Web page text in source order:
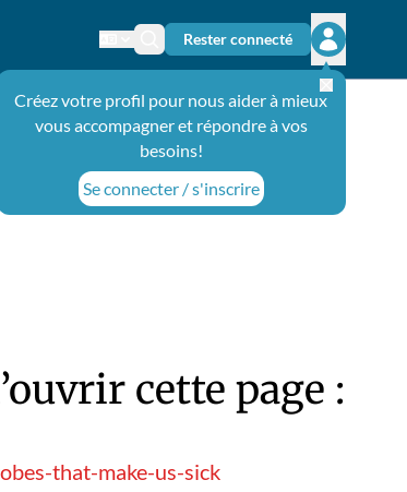
Changer de langue
Icône de recherche
Rester connecté
Ouvrir le
Créez votre profil pour nous aider à mieux
vous accompagner et répondre à vos
besoins!
Se connecter / s'inscrire
cette page :
that-make-us-sick